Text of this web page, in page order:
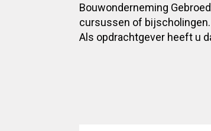
Bouwonderneming
cursussen of
Als opdrachtgever heeft u